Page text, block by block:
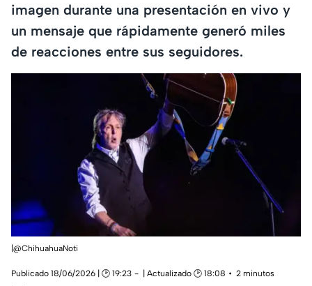
imagen durante una presentación en vivo y
un mensaje que rápidamente generó miles
de reacciones entre sus seguidores.
|@ChihuahuaNoti
Publicado 18/06/2026 | 🕑 19:23 | Actualizado 🕑 18:08
2 minutos